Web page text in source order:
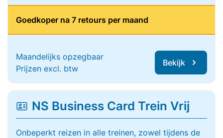
Goedkoper na 7 retours per maand
Maandelijks opzegbaar
Prijzen excl. btw
Bekijk
NS Business Card Trein Vrij
Onbeperkt reizen in alle treinen, zowel tijdens de